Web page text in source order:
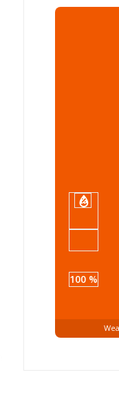
100 %